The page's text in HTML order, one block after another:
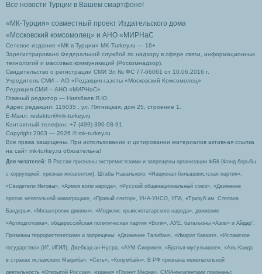
Все новости Турции в Вашем смартфоне!
«МК-Турция» совместный проект Издательского дома
«Московский комсомолец» и АНО «МИРНаС
Сетевое издание «МК в Турции» MK-Turkey.ru — 16+
Зарегистрировано Федеральной службой по надзору в сфере связи, информационных
технологий и массовых коммуникаций (Роскомнадзор).
Свидетельство о регистрации СМИ Эл № ФС 77-66061 от 10.06.2016 г.
Учредитель СМИ – АО «Редакция газеты «Московский Комсомолец»
Редакция СМИ – АНО «МИРНаС»
Главный редактор — Ниязбаев Я.Ю.
Адрес редакции: 115035 , ул. Пятницкая, дом 25, строение 1.
Е-Маил: redaktor@mk-turkey.ru
Контактный телефон: +7 (499) 390-08-91
Copyright 2003 — 2026 © mk-turkey.ru
Все права защищены. При использовании и цитировании материалов активная ссылка
на сайт mk-turkey.ru обязательна!
Для читателей : В России признаны экстремистскими и запрещены организации ФБК (Фонд борьбы
с коррупцией, признан иноагентом), Штабы Навального, «Национал-большевистская партия»,
«Свидетели Иеговы», «Армия воли народа», «Русский общенациональный союз», «Движение
против нелегальной иммиграции», «Правый сектор», УНА-УНСО, УПА, «Тризуб им. Степана
Бандеры», «Мизантропик дивижн», «Меджлис крымскотатарского народа», движение
«Артподготовка», общероссийская политическая партия «Воля», АУЕ, батальоны «Азов» и Айдар″.
Признаны террористическими и запрещены: «Движение Талибан», «Имарат Кавказ», «Исламское
государство» (ИГ, ИГИЛ), Джебхад-ан-Нусра, «АУМ Синрике», «Братья-мусульмане», «Аль-Каида
в странах исламского Магриба», «Сеть», «Колумбайн». В РФ признана нежелательной
деятельность «Открытой России», издания «Проект Медиа». СМИ-иноагентами признаны: